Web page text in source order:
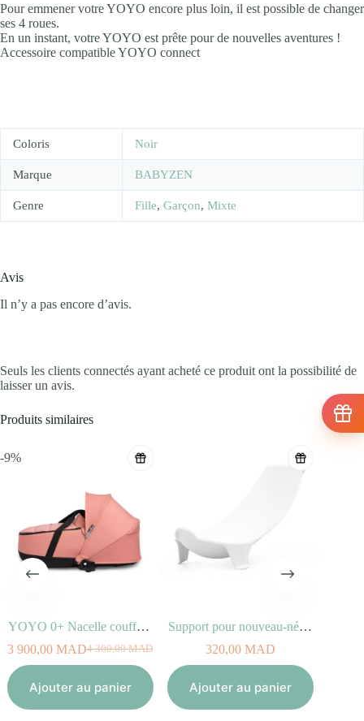
Pour emmener votre YOYO encore plus loin, il est possible de changer
ses 4 roues.
En un instant, votre YOYO est prête pour de nouvelles aventures !
Accessoire compatible YOYO connect
Coloris Noir
Marque BABYZEN
Genre Fille, Garçon, Mixte
Avis
Il n’y a pas encore d’avis.
Seuls les clients connectés ayant acheté ce produit ont la possibilité de
laisser un avis.
Produits similaires
-9%
YOYO 0+ Nacelle couffin Ginger
4 300,00MAD
Le
prix
initial
était :
4
3 900,00 MAD
Le
prix
actuel
est :
3
Ajouter au panier
Support pour nouveau-né STOKKE FLEXI BATH
320,00MAD
Ajouter au panier